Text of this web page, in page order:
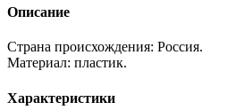
Описание
Страна происхождения: Россия.
Материал: пластик.
Характеристики